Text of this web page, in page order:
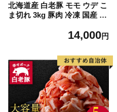
北海道産 白老豚 モモ ウデ こ
ま切れ 3kg 豚肉 冷凍 国産 ス
14,000円